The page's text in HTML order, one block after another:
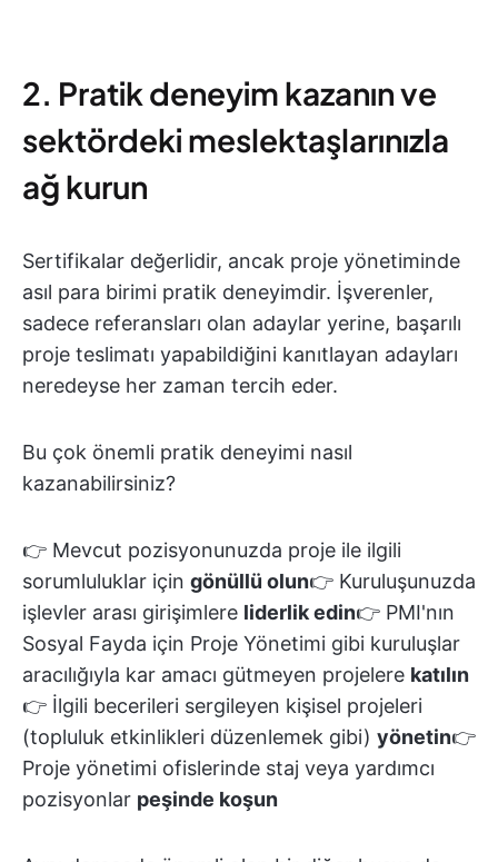
2. Pratik deneyim kazanın ve
sektördeki meslektaşlarınızla
ağ kurun
Sertifikalar değerlidir, ancak proje yönetiminde
asıl para birimi pratik deneyimdir. İşverenler,
sadece referansları olan adaylar yerine, başarılı
proje teslimatı yapabildiğini kanıtlayan adayları
neredeyse her zaman tercih eder.
Bu çok önemli pratik deneyimi nasıl
kazanabilirsiniz?
👉 Mevcut pozisyonunuzda proje ile ilgili
sorumluluklar için gönüllü olun👉 Kuruluşunuzda
işlevler arası girişimlere liderlik edin👉 PMI'nın
Sosyal Fayda için Proje Yönetimi gibi kuruluşlar
aracılığıyla kar amacı gütmeyen projelere katılın
👉 İlgili becerileri sergileyen kişisel projeleri
(topluluk etkinlikleri düzenlemek gibi) yönetin👉
Proje yönetimi ofislerinde staj veya yardımcı
pozisyonlar peşinde koşun